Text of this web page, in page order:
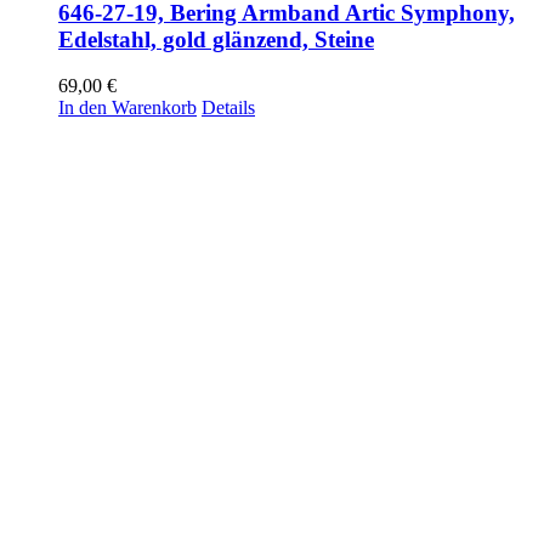
646-27-19, Bering Armband Artic Symphony,
Edelstahl, gold glänzend, Steine
69,00 €
In den Warenkorb Details